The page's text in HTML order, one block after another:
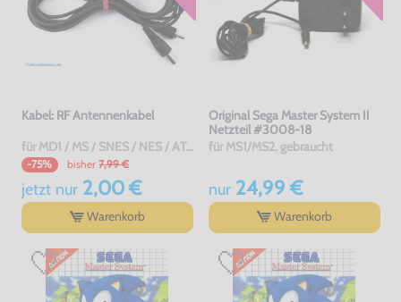
Kabel: RF Antennenkabel
für MD1 / MS / SNES / NES / ATARI 2600 7800 / Jaguar / C64 / Sinclair, gebraucht
-75% bisher 7,99 €
jetzt nur2,00 €
Warenkorb
Original Sega Master System II
Netzteil #3008-18
für MS1/MS2, gebraucht
nur24,99 €
Warenkorb